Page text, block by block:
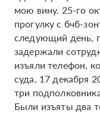
мою вину. 25-го
прогулку с бчб-
следующий день,
задержали
изъяли телефон,
суда. 17 декабря
три
Были изъяты два